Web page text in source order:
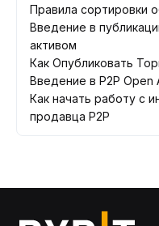
Правила сортировки
Введение в
активом
Как Опубликовать
Введение в P2P Open
Как начать работу с
продавца P2P